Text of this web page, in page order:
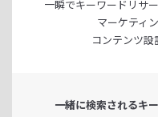
一瞬でキーワードリサ
マーケティ
コンテンツ設
一緒に検索されるキ